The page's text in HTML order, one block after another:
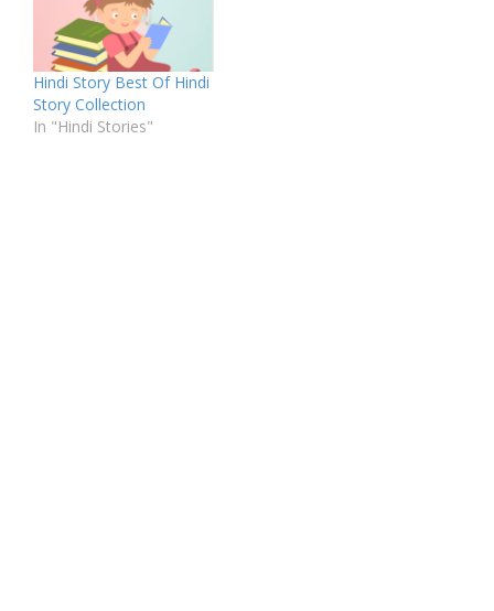
Hindi Story Best Of Hindi
Story Collection
In "Hindi Stories"